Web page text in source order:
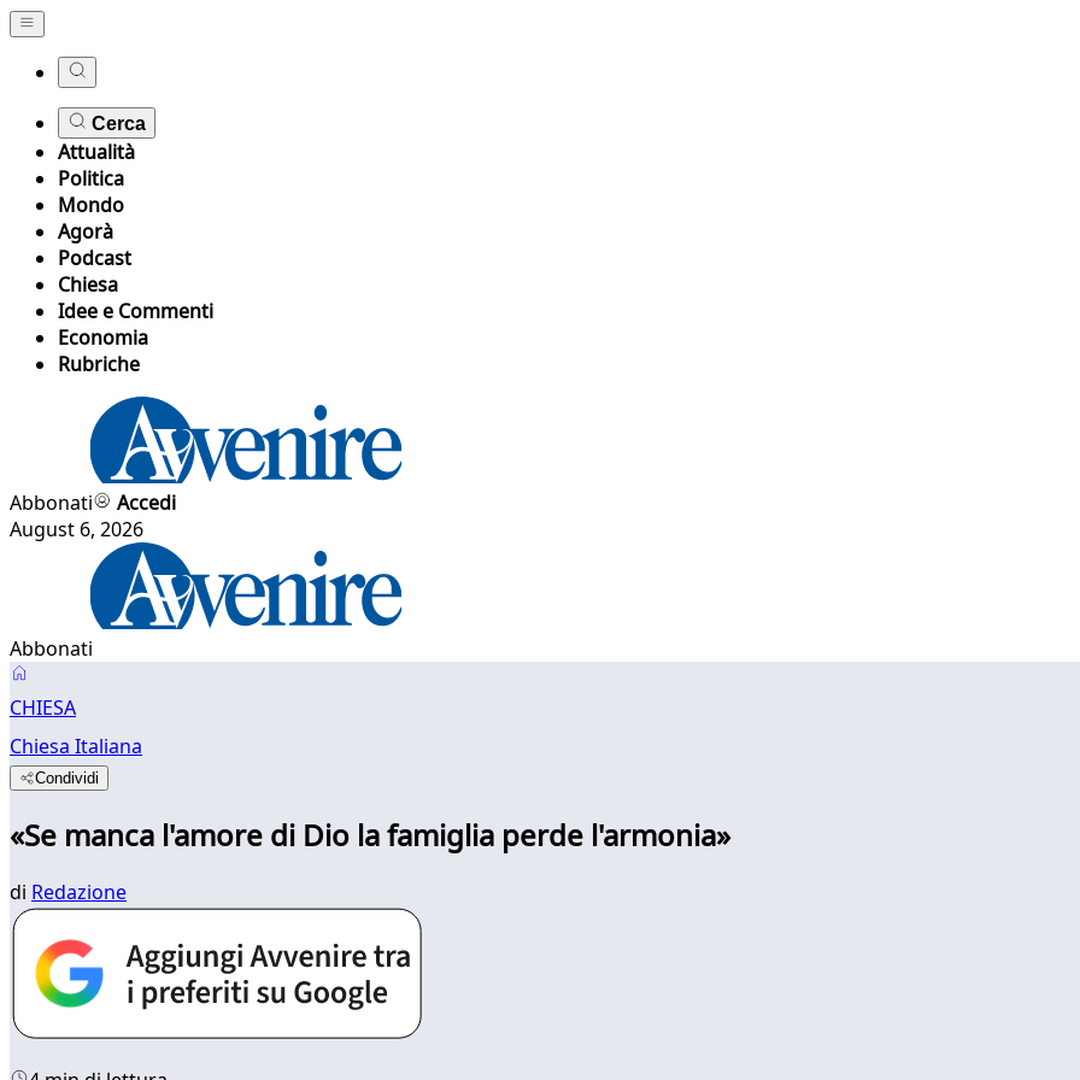
Cerca
Attualità
Politica
Mondo
Agorà
Podcast
Chiesa
Idee e Commenti
Economia
Rubriche
Abbonati
Accedi
August 6, 2026
Abbonati
CHIESA
Chiesa Italiana
Condividi
«Se manca l'amore di Dio la famiglia perde l'armonia»
di Redazione